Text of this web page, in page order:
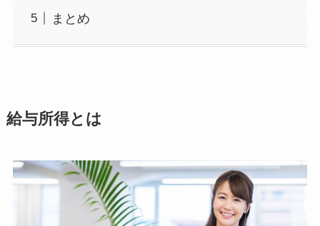
まとめ
給与所得とは